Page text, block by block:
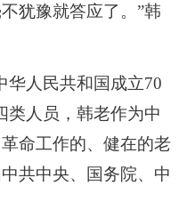
犹豫就答应了。”韩
人民共和国成立70
类人员，韩老作为中
命工作的、健在的老
共中央、国务院、中